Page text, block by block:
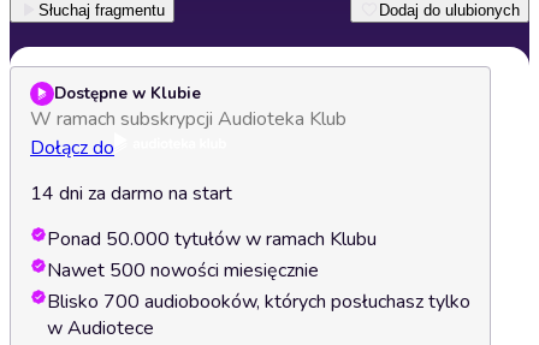
Słuchaj fragmentu Dodaj do ulubionych
Dostępne w Klubie
W ramach subskrypcji Audioteka Klub
Dołącz do
14 dni za darmo na start
Ponad 50.000 tytułów w ramach Klubu
Nawet 500 nowości miesięcznie
Blisko 700 audiobooków, których posłuchasz tylko
w Audiotece